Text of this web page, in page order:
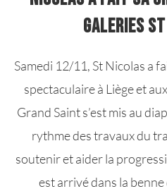
Galeries
Samedi 12/11, St Nicolas a
spectaculaire à Liège et
Grand Saint s’est mis au
rythme des travaux du
soutenir et aider la
est arrivé dans la